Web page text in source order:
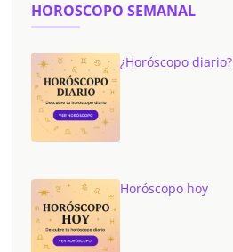
HOROSCOPO SEMANAL
¿Horóscopo diario?
Horóscopo hoy